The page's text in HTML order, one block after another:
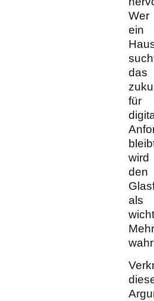
Wer
ein
das
für
wird
den
als